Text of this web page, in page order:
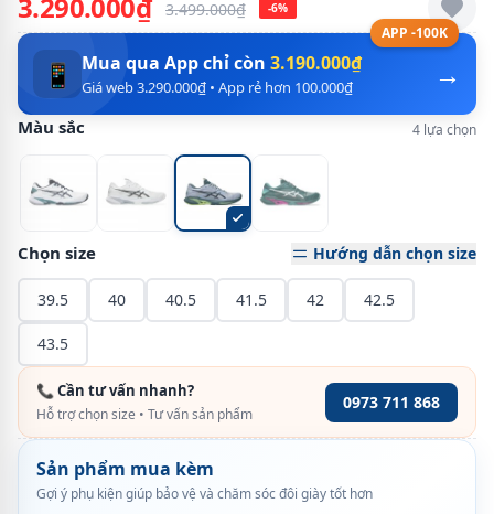
3.499.000₫ -6%
APP -100K
→
📱 Mua qua App chỉ còn 3.190.000₫
Giá web 3.290.000₫ • App rẻ hơn 100.000₫
Màu sắc 4 lựa chọn
Chọn size Hướng dẫn chọn size
39.5 40 40.5 41.5 42 42.5
43.5
📞 Cần tư vấn nhanh?
Hỗ trợ chọn size • Tư vấn sản phẩm
0973 711 868
Sản phẩm mua kèm
Gợi ý phụ kiện giúp bảo vệ và chăm sóc đôi giày tốt hơn